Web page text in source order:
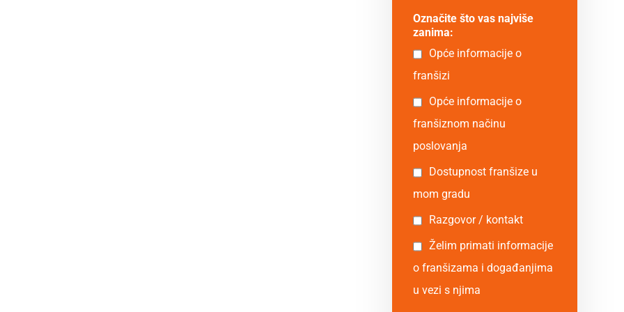
Označite što vas najviše
zanima:
Opće informacije o
franšizi
Opće informacije o
franšiznom načinu
poslovanja
Dostupnost franšize u
mom gradu
Razgovor / kontakt
Želim primati informacije
o franšizama i događanjima
u vezi s njima